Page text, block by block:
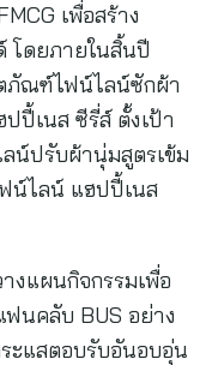
เพื่อสร้าง
โดยภายในสิ้นปี
ภัณฑ์ไฟน์ไลน์ซักผ้า
ปี้เนส ซีรี่ส์ ตั้งเป้า
น์ปรับผ้านุ่มสูตรเข้ม
น์ไลน์ แฮปปี้เนส
งแผนกิจกรรมเพื่อ
นคลับ BUS อย่าง
ะแสตอบรับอันอบอุ่น